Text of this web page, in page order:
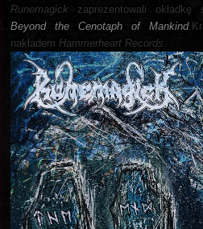
Runemagick zaprezentowali okładkę
Beyond the Cenotaph of Mankind
nakładem Hammerheart Records